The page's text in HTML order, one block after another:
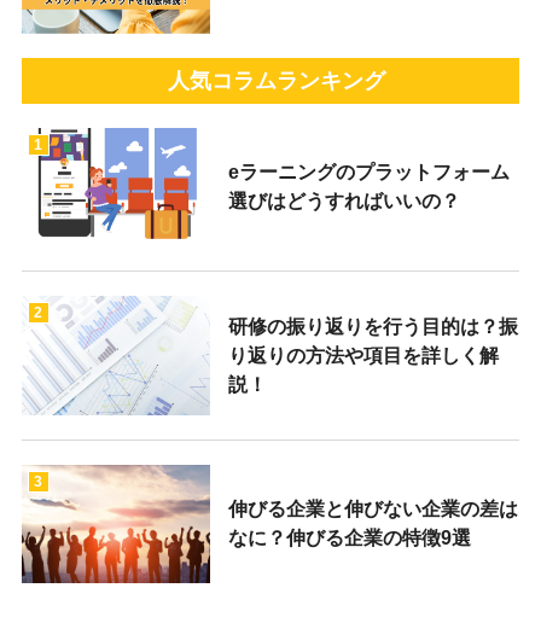
人気コラムランキング
1
eラーニングのプラットフォーム
選びはどうすればいいの？
2
研修の振り返りを行う目的は？振
り返りの方法や項目を詳しく解
説！
3
伸びる企業と伸びない企業の差は
なに？伸びる企業の特徴9選